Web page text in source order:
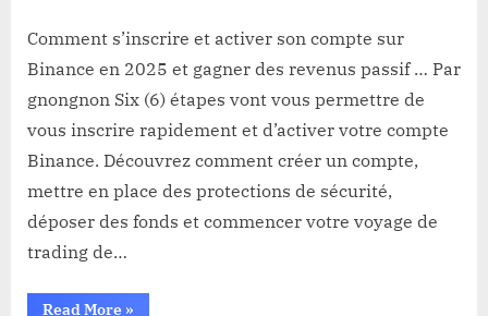
s’inscrire
et
son
compte
sur
Binance
Comment s’inscrire et activer son compte sur
Binance en 2025 et gagner des revenus passif … Par
gnongnon Six (6) étapes vont vous permettre de
vous inscrire rapidement et d’activer votre compte
Binance. Découvrez comment créer un compte,
mettre en place des protections de sécurité,
déposer des fonds et commencer votre voyage de
trading de…
Read More“Comment
»